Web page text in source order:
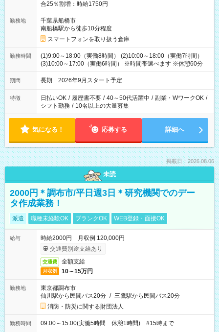
合25％割増：時給1750円
勤務地
千葉県船橋市
南船橋駅から徒歩10分程度
スマートフォンを取り扱う倉庫
勤務時間
(1)9:00～18:00（実働8時間） (2)10:00～18:00（実働7時間）
(3)10:00～17:00（実働6時間） ※時間帯選べます ※休憩60分
期間 長期 2026年9月スタート予定
特徴 日払いOK / 履歴書不要 / 40～50代活躍中 / 副業・WワークOK /
シフト勤務 / 10名以上の大量募集
気になる！ 応募する 詳細へ
掲載日：2026.08.06
未読
2000円＊調布市/平日週3日＊研究機関でのデー
タ作成業務！
派遣 職種未経験OK ブランクOK WEB登録・面接OK
給与
時給2000円 月収例 120,000円
交通費別途支給あり
交通費 全額支給
月収例 10～15万円
勤務地
東京都調布市
仙川駅から民間バス20分 / 三鷹駅から民間バス20分
消防・防災に関する財団法人
勤務時間 09:00～15:00(実働5時間 休憩1時間) #15時まで